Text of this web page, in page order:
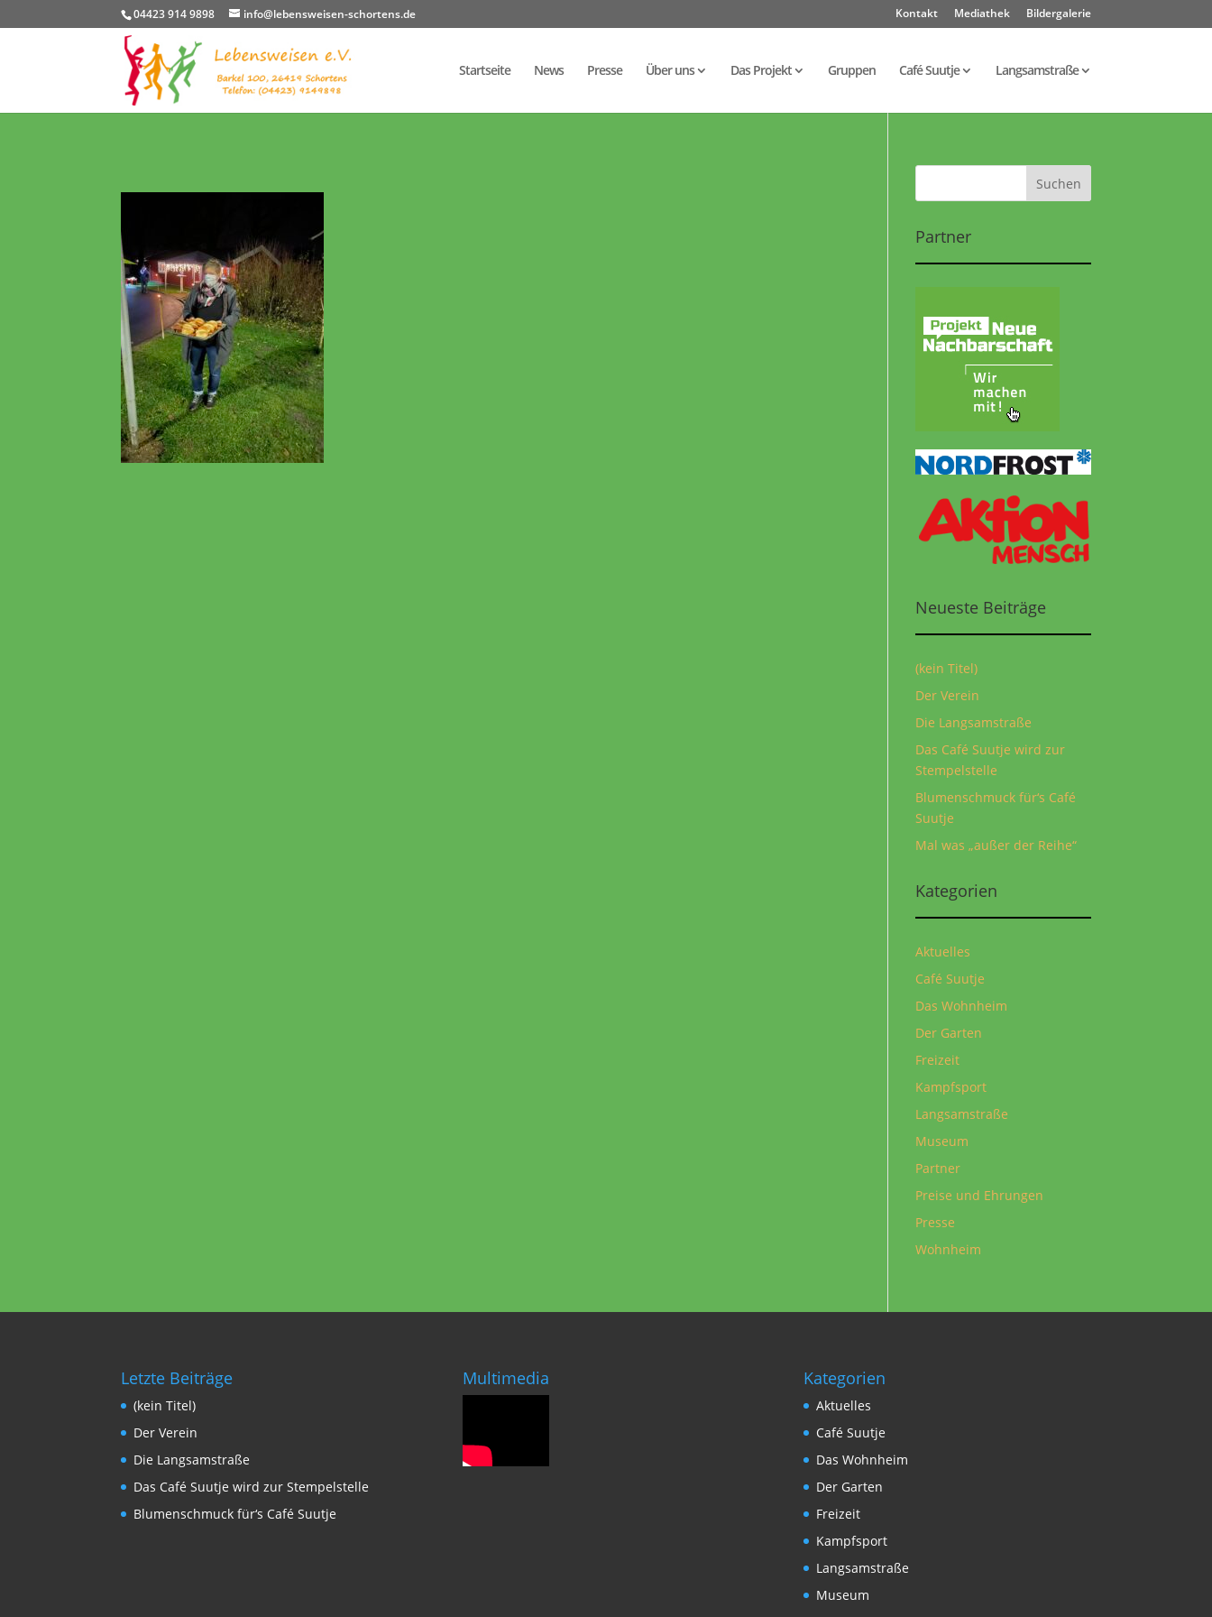
04423 914 9898 info@lebensweisen-schortens.de Kontakt Mediathek Bildergalerie
Startseite News Presse Über uns Das Projekt Gruppen Café Suutje Langsamstraße
Partner
Neueste Beiträge
(kein Titel)
Der Verein
Die Langsamstraße
Das Café Suutje wird zur
Stempelstelle
Blumenschmuck für‘s Café
Suutje
Mal was „außer der Reihe“
Kategorien
Aktuelles
Café Suutje
Das Wohnheim
Der Garten
Freizeit
Kampfsport
Langsamstraße
Museum
Partner
Preise und Ehrungen
Presse
Wohnheim
Letzte Beiträge
(kein Titel)
Der Verein
Die Langsamstraße
Das Café Suutje wird zur Stempelstelle
Blumenschmuck für‘s Café Suutje
Multimedia Kategorien
Aktuelles
Café Suutje
Das Wohnheim
Der Garten
Freizeit
Kampfsport
Langsamstraße
Museum